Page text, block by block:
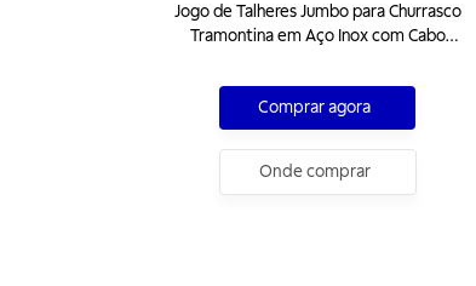
Jogo de Talheres Jumbo para Churrasco
Tramontina em Aço Inox com Cabo
Comprar agora
Onde comprar